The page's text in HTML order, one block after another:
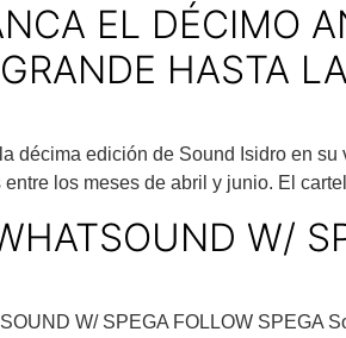
EL DÉCIMO
HASTA
décima edición de Sound Isidro en
entre los meses de abril y junio. El
W/
W/ SPEGA FOLLOW SPEGA